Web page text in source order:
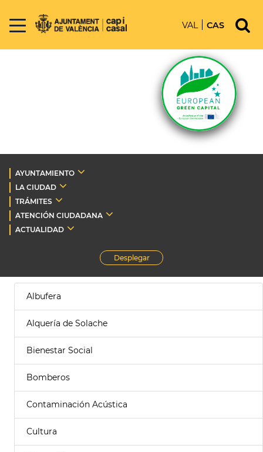
VAL CAS
AYUNTAMIENTO
LA CIUDAD
TRÁMITES
ATENCIÓN CIUDADANA
ACTUALIDAD
Desplegar
Albufera
Alquería de Solache
Bienestar Social
Bomberos
Contaminación Acústica
Cultura